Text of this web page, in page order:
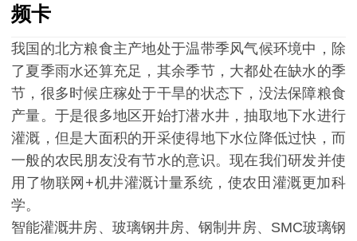
频卡
我国的北方粮食主产地处于温带季风气候环境中，除
了夏季雨水还算充足，其余季节，大都处在缺水的季
节，很多时候庄稼处于干旱的状态下，没法保障粮食
产量。于是很多地区开始打潜水井，抽取地下水进行
灌溉，但是大面积的开采使得地下水位降低过快，而
一般的农民朋友没有节水的意识。现在我们研发并使
用了物联网+机井灌溉计量系统，使农田灌溉更加科
学。
智能灌溉井房、玻璃钢井房、钢制井房、SMC玻璃钢